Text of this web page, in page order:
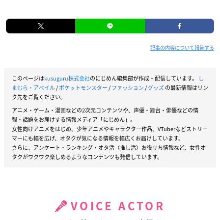
記事の内容について報告する
このページはkusuguru株式会社のにじめん編集部が作成・配信しています。
し
まむら・アベイル/ポケットモンスター/ファッション/グッズの最新情報はリン
ク先をご覧ください。
アニメ・ゲーム・漫画などの2次元コンテンツや、声優・舞台・俳優などの情
報・話題をお届けする情報メディア「にじめん」。
女性向けアニメをはじめ、少年アニメやキャラクター作品、VTuberなどストリー
マーにも幅を広げ、オタクが気になる情報を幅広くお届けしています。
さらに、アンケート・ランキング・オタ活（推し活）お役立ち情報など、女性オ
タクがワクワク楽しめるようなコンテンツも発信しています。
VOICE ACTOR